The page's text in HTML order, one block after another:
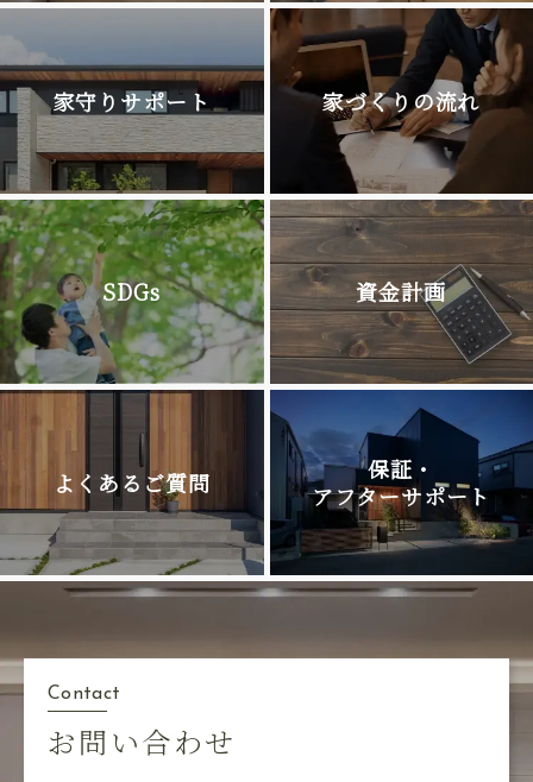
家守りサポート 家づくりの流れ
SDGs 資金計画
よくあるご質問
保証・
アフターサポート
Contact
お問い合わせ